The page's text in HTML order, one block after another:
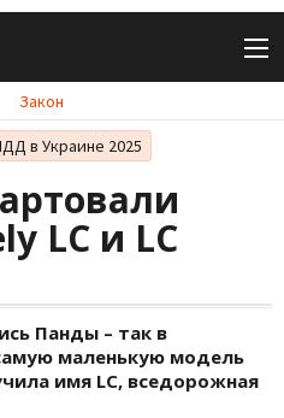
Закон
в Украине 2025
LC и LC
Панды – так в
маленькую модель
имя LC, вседорожная